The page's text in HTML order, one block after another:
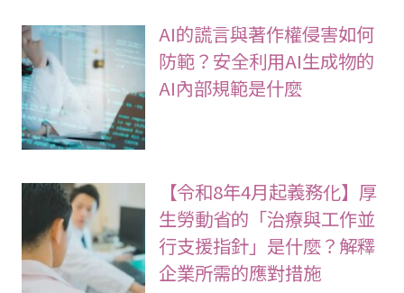
AI的謊言與著作權侵害如何
防範？安全利用AI生成物的
AI內部規範是什麼
【令和8年4月起義務化】厚
生勞動省的「治療與工作並
行支援指針」是什麼？解釋
企業所需的應對措施